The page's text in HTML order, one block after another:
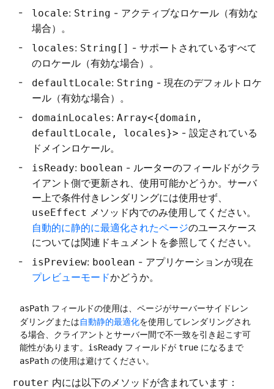
locale: String - アクティブなロケール（有効な
場合）。
locales: String[] - サポートされているすべて
のロケール（有効な場合）。
defaultLocale: String - 現在のデフォルトロケ
ール（有効な場合）。
domainLocales: Array<{domain,
defaultLocale, locales}> - 設定されている
ドメインロケール。
isReady: boolean - ルーターのフィールドがクラ
イアント側で更新され、使用可能かどうか。サーバ
ー上で条件付きレンダリングには使用せず、
useEffect メソッド内でのみ使用してください。
自動的に静的に最適化されたページのユースケース
については関連ドキュメントを参照してください。
isPreview: boolean - アプリケーションが現在
プレビューモードかどうか。
asPath フィールドの使用は、ページがサーバーサイドレン
ダリングまたは自動静的最適化を使用してレンダリングされ
る場合、クライアントとサーバー間で不一致を引き起こす可
能性があります。 isReady フィールドが true になるまで
asPath の使用は避けてください。
router 内には以下のメソッドが含まれています：